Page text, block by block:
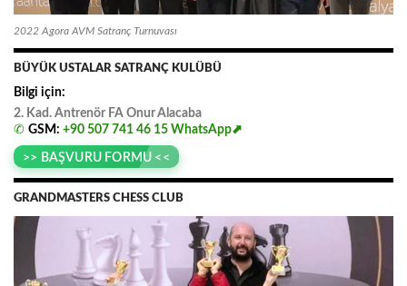
2022 Agora AVM Satranç Turnuvası
BÜYÜK USTALAR SATRANÇ KULÜBÜ
Bilgi için:
2. Kad. Antrenör FA Onur.Alacaba
✆ GSM: +90 507 741 46 15 WhatsApp⬈
>> BAŞVURU FORMU <<
GRANDMASTERS CHESS CLUB